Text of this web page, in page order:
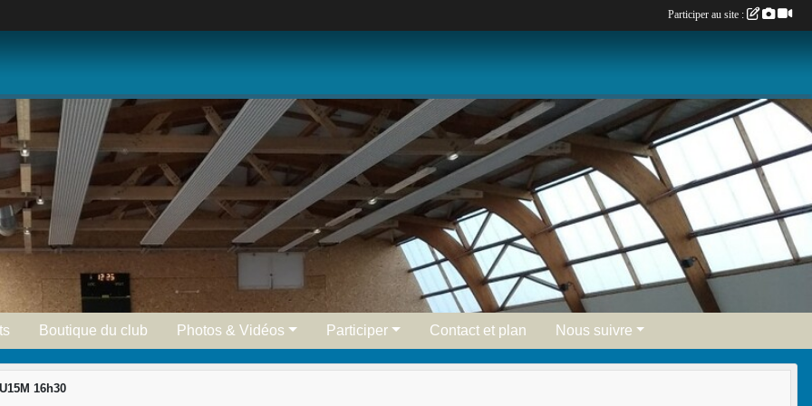
Boutique du club Photos & Vidéos Participer Contact et plan Nous suivre
16h30
Participer au site :